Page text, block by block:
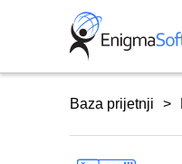
Baza prijetnji